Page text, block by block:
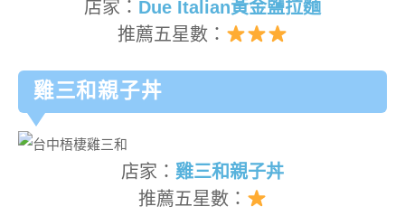
店家： Due Italian黃金鹽拉麵
推薦五星數：
雞三和親子丼
店家： 雞三和親子丼
推薦五星數：